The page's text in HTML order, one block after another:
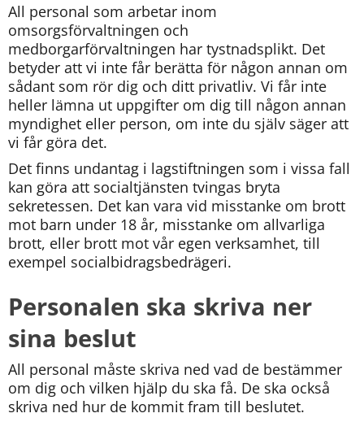
All personal som arbetar inom
omsorgsförvaltningen och
medborgarförvaltningen har tystnadsplikt. Det
betyder att vi inte får berätta för någon annan om
sådant som rör dig och ditt privatliv. Vi får inte
heller lämna ut uppgifter om dig till någon annan
myndighet eller person, om inte du själv säger att
vi får göra det.
Det finns undantag i lagstiftningen som i vissa fall
kan göra att socialtjänsten tvingas bryta
sekretessen. Det kan vara vid misstanke om brott
mot barn under 18 år, misstanke om allvarliga
brott, eller brott mot vår egen verksamhet, till
exempel socialbidragsbedrägeri.
Personalen ska skriva ner
sina beslut
All personal måste skriva ned vad de bestämmer
om dig och vilken hjälp du ska få. De ska också
skriva ned hur de kommit fram till beslutet.